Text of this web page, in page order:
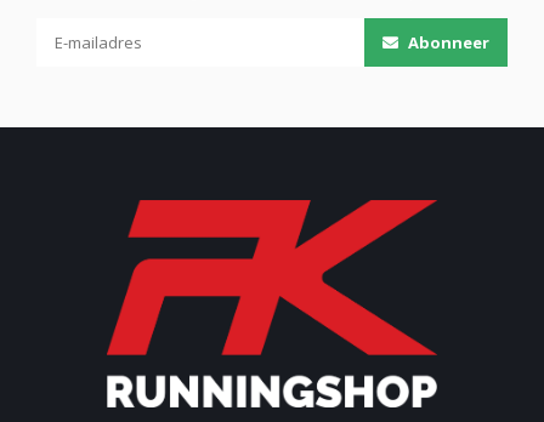
Abonneer